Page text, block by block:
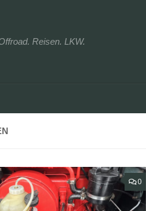
Reisen. LKW.
0